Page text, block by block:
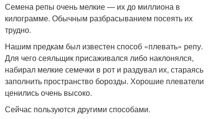
Семена репы очень мелкие — их до миллиона в
килограмме. Обычным разбрасыванием посеять их
трудно.
Нашим предкам был известен способ «плевать» репу.
Для чего сеяльщик присаживался либо наклонялся,
набирал мелкие семечки в рот и раздувал их, стараясь
заполнить пространство борозды. Хорошие плеватели
ценились очень высоко.
Сейчас пользуются другими способами.